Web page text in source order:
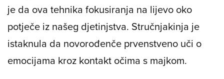
je da ova tehnika fokusiranja na lijevo oko
potječe iz našeg djetinjstva. Stručnjakinja je
istaknula da novorođenče prvenstveno uči o
emocijama kroz kontakt očima s majkom.